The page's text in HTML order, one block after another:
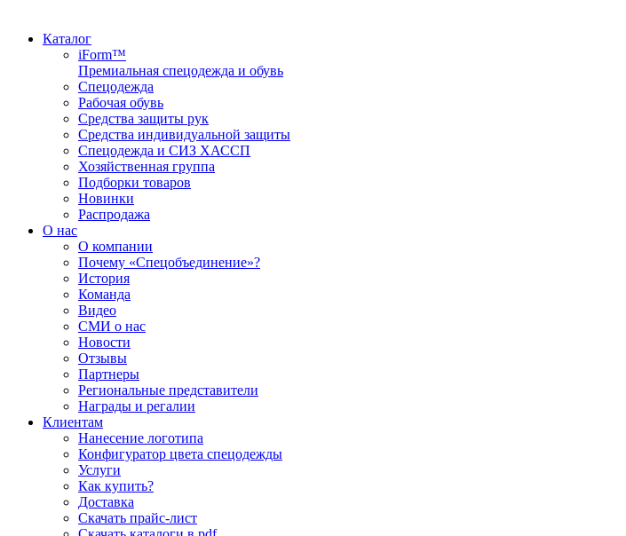
Каталог
iForm™
Премиальная спецодежда и обувь
Спецодежда
Рабочая обувь
Средства защиты рук
Средства индивидуальной защиты
Спецодежда и СИЗ ХАССП
Хозяйственная группа
Подборки товаров
Новинки
Распродажа
О нас
О компании
Почему «Спецобъединение»?
История
Команда
Видео
СМИ о нас
Новости
Отзывы
Партнеры
Региональные представители
Награды и регалии
Клиентам
Нанесение логотипа
Конфигуратор цвета спецодежды
Услуги
Как купить?
Доставка
Скачать прайс-лист